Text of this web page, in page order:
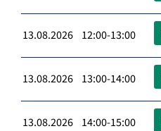
13.08.2026 12:00-13:00
13.08.2026 13:00-14:00
13.08.2026 14:00-15:00